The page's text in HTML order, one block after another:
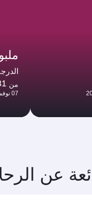
من
07 نوفمبر 2026 - 10 نوفمبر 2026
عن